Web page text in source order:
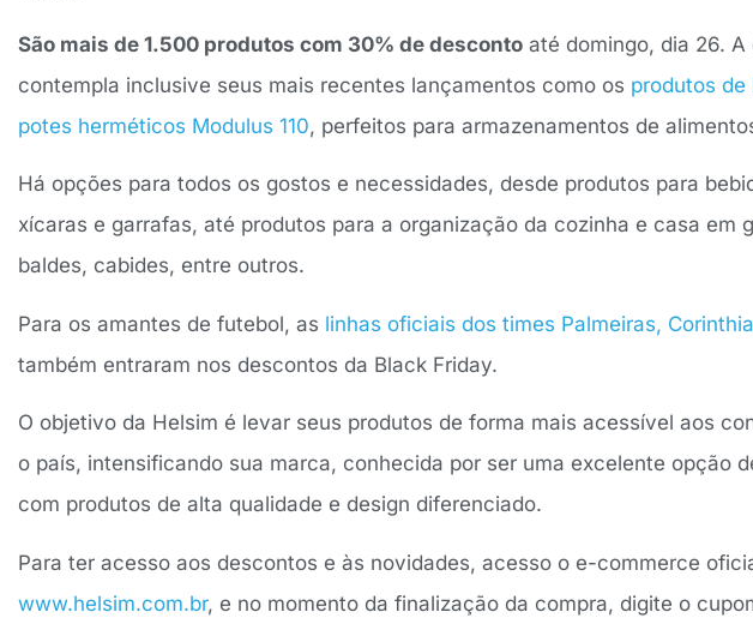
São mais de 1.500 produtos com 30% de desconto até domingo, dia 26. A
contempla inclusive seus mais recentes lançamentos como os produtos de
potes herméticos Modulus 110, perfeitos para armazenamentos de
Há opções para todos os gostos e necessidades, desde produtos para
xícaras e garrafas, até produtos para a organização da cozinha e casa em
baldes, cabides, entre outros.
Para os amantes de futebol, as linhas oficiais dos times Palmeiras,
também entraram nos descontos da Black Friday.
O objetivo da Helsim é levar seus produtos de forma mais acessível aos
o país, intensificando sua marca, conhecida por ser uma excelente opção
com produtos de alta qualidade e design diferenciado.
Para ter acesso aos descontos e às novidades, acesso o e-commerce
www.helsim.com.br, e no momento da finalização da compra, digite o